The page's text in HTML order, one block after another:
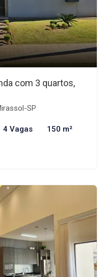
com 3 quartos,
SP
4 Vagas 150 m²